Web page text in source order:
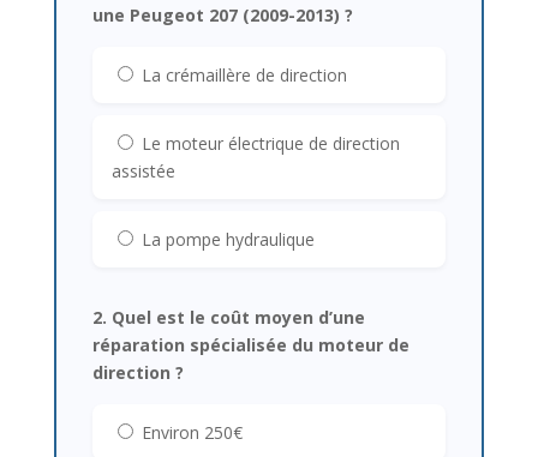
une Peugeot 207 (2009-2013) ?
La crémaillère de direction
Le moteur électrique de direction
assistée
La pompe hydraulique
2. Quel est le coût moyen d’une
réparation spécialisée du moteur de
direction ?
Environ 250€